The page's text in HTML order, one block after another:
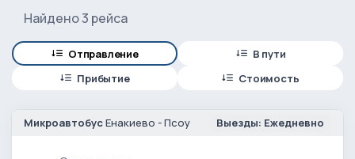
Найдено 3 рейса
Отправление
В пути
Прибытие
Стоимость
МикроавтобусЕнакиево - Псоу Выезды: Ежедневно